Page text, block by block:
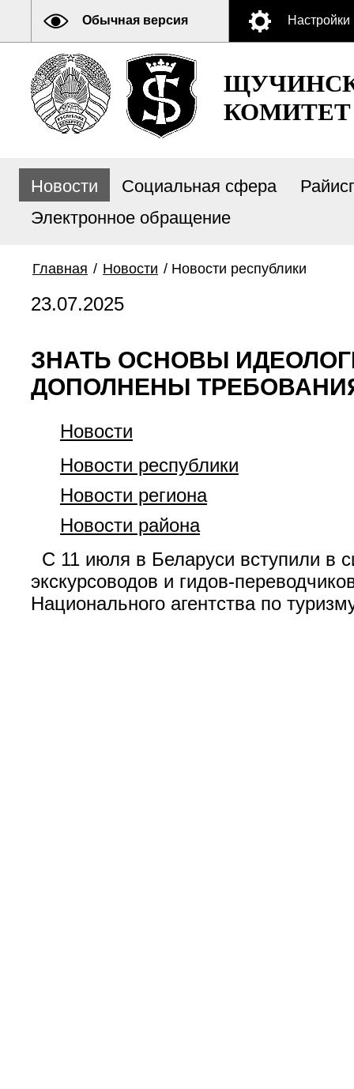
Обычная версия Настройки
КОМИТЕТ
Новости Социальная сфера
Электронное обращение
Главная / Новости / Новости республики
23.07.2025
ЗНАТЬ ОСНОВЫ
ДОПОЛНЕНЫ
Новости
Новости республики
Новости региона
Новости района
С 11 июля в Беларуси вступили в
экскурсоводов и гидов-
Национального агентства по